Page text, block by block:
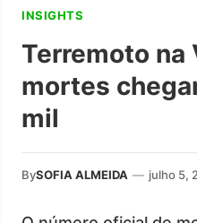
INSIGHTS
Terremoto na
mortes
mil
BySOFIA ALMEIDA — julho 5,